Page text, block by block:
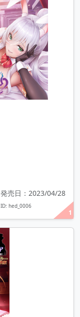
1
発売日：2023/04/28
ID: hed_0006